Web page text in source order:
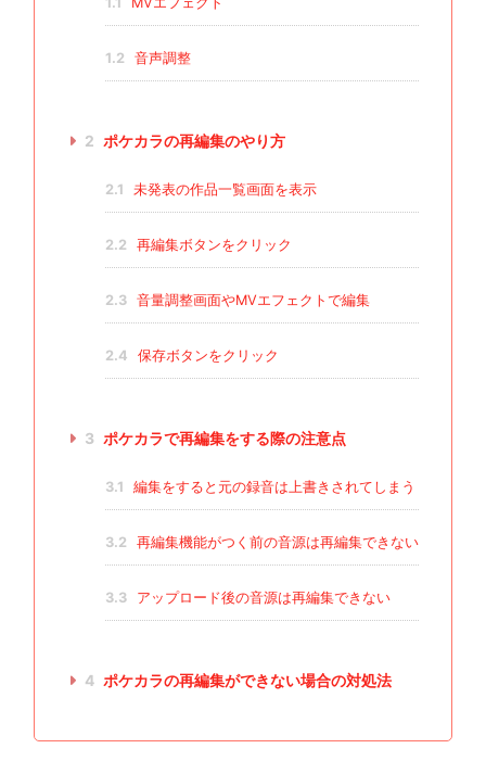
1.2 音声調整
2 ポケカラの再編集のやり方
2.1 未発表の作品一覧画面を表示
2.2 再編集ボタンをクリック
2.3 音量調整画面やMVエフェクトで編集
2.4 保存ボタンをクリック
3 ポケカラで再編集をする際の注意点
3.1 編集をすると元の録音は上書きされてしまう
3.2 再編集機能がつく前の音源は再編集できない
3.3 アップロード後の音源は再編集できない
4 ポケカラの再編集ができない場合の対処法